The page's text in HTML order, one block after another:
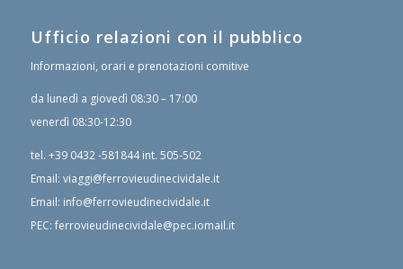
Ufficio relazioni con il pubblico
Informazioni, orari e prenotazioni comitive
da lunedì a giovedì 08:30 – 17:00
venerdì 08:30-12:30
tel. +39 0432 -581844int. 505-502
Email: viaggi@ferrovieudinecividale.it
Email: info@ferrovieudinecividale.it
PEC: ferrovieudinecividale@pec.iomail.it